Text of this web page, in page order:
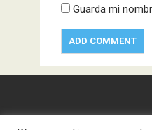
Guarda mi